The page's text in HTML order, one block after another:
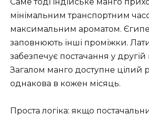
мінімальним транспортним
максимальним ароматом.
заповнюють інші проміжки.
забезпечує постачання у
Загалом манго доступне цілий
однакова в кожен місяць.
Проста логіка: якщо